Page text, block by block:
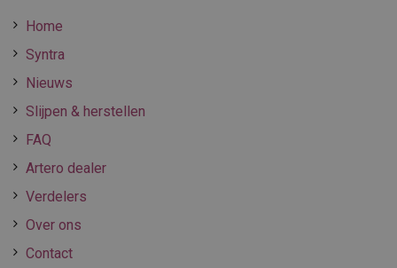
Home
Syntra
Nieuws
Slijpen & herstellen
FAQ
Artero dealer
Verdelers
Over ons
Contact